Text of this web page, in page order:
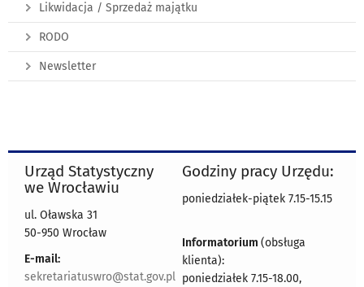
Likwidacja / Sprzedaż majątku
RODO
Newsletter
Urząd Statystyczny
we Wrocławiu
ul. Oławska 31
50-950 Wrocław
E-mail:
sekretariatuswro@stat.gov.pl
Godziny pracy Urzędu:
poniedziałek-piątek 7.15-15.15
Informatorium (obsługa
klienta):
poniedziałek 7.15-18.00,